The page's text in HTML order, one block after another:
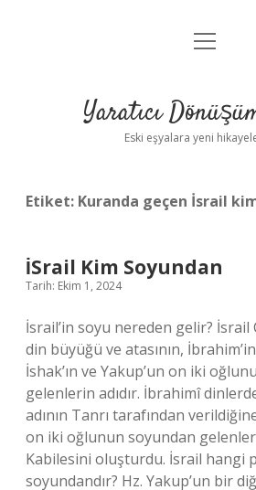
Anasayfa
Yasal Uyarı
menüyü
Yaratıcı
Eski eşyalara yeni
Etiket: Kuranda geçen İsrail
İSrail Kim Soyundan
Tarih: Ekim 1, 2024
İsrail’in soyu nereden gelir? İsrail
din büyüğü ve atasının,
İshak’ın ve Yakup’un on iki
gelenlerin adıdır. İbrahimî
adının Tanrı tarafından
on iki oğlunun soyundan
Kabilesini oluşturdu. İsrail hangi
soyundandır? Hz. Yakup’un bir